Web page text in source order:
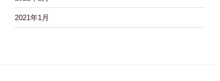
2021年1月